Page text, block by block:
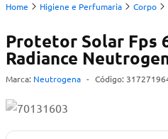
Home Higiene e Perfumaria Corpo
Protetor Solar Fps
Radiance
Marca: Neutrogena - Código: